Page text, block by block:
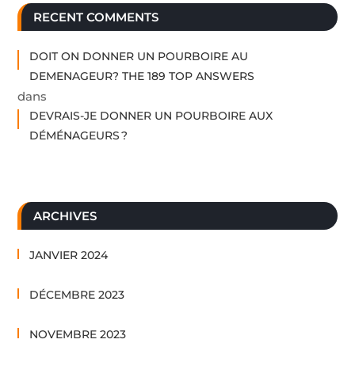
RECENT COMMENTS
DOIT ON DONNER UN POURBOIRE AU
DEMENAGEUR? THE 189 TOP ANSWERS
dans
DEVRAIS-JE DONNER UN POURBOIRE AUX
DÉMÉNAGEURS ?
ARCHIVES
JANVIER 2024
DÉCEMBRE 2023
NOVEMBRE 2023